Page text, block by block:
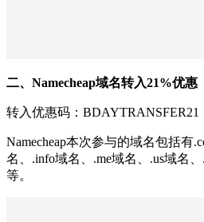
二、Namecheap域名转入21%优惠
转入优惠码：BDAYTRANSFER21
Namecheap本次参与的域名包括有
名、.info域名、.me域名、.us域名
等。